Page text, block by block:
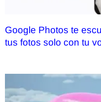
Google Photos te
tus fotos solo con tu